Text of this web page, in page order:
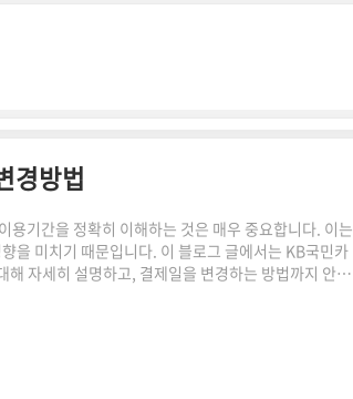
경방법
용기간을 정확히 이해하는 것은 매우 중요합니다. 이는
을 미치기 때문입니다. 이 블로그 글에서는 KB국민카
해 자세히 설명하고, 결제일을 변경하는 방법까지 안내
며, 선택한 결제일에 따라 이용기간이 결정됩니다.보통
일에 청구됩니다. 결제일별 이용기간을 정확히 이해
할 수 있습니다. 예를 들어, 큰 지출이..